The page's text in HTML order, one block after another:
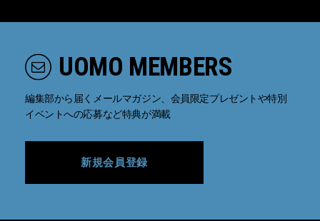
UOMO MEMBERS
編集部から届くメールマガジン、会員限定プレゼントや特別
イベントへの応募など特典が満載
新規会員登録